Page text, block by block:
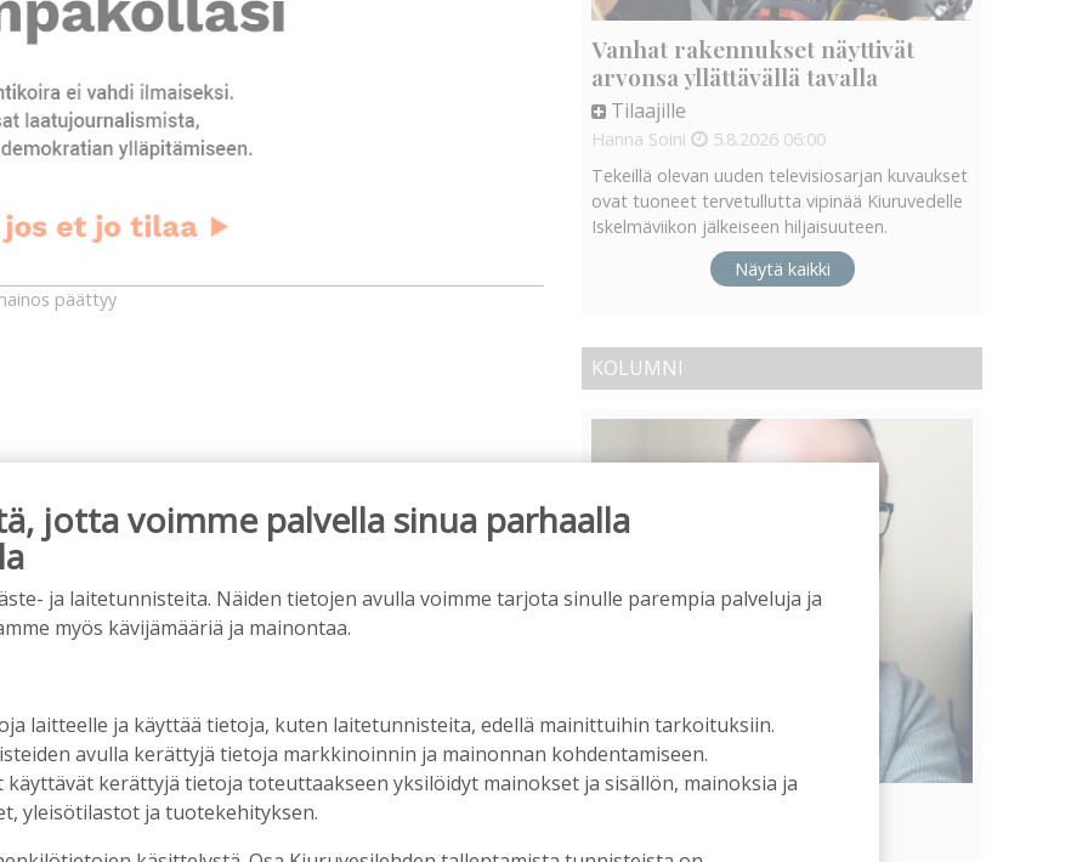
päättyy
rahoitusasiat, työllisyys, lääkäripula… –
vahvistui – korkotason muutos heijastui
Vanhat rakennukset näyttivät
arvonsa yllättävällä tavalla
Tilaajille
Hanna Soini 5.8.2026 06:00
Tekeillä olevan uuden televisiosarjan kuvaukset
ovat tuoneet tervetullutta vipinää Kiuruvedelle
Iskelmäviikon jälkeiseen hiljaisuuteen.
Näytä kaikki
KOLUMNI
jotta voimme palvella sinua parhaalla
ja laitetunnisteita. Näiden tietojen avulla voimme tarjota sinulle parempia palveluja ja
myös kävijämääriä ja mainontaa.
laitteelle ja käyttää tietoja, kuten laitetunnisteita, edellä mainittuihin tarkoituksiin.
avulla kerättyjä tietoja markkinoinnin ja mainonnan kohdentamiseen.
kerättyjä tietoja toteuttaakseen yksilöidyt mainokset ja sisällön, mainoksia ja
yleisötilastot ja tuotekehityksen.